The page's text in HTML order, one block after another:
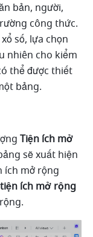
bản, người,
công thức.
số, lựa chọn
nhiên cho kiểm
thể được thiết
bảng.
Tiện ích mở
sẽ xuất hiện
ích mở rộng
ích mở rộng